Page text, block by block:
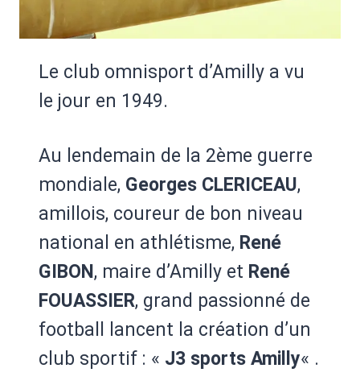
Le club omnisport d’Amilly a vu
le jour en 1949.
Au lendemain de la 2ème guerre
mondiale, Georges CLERICEAU,
amillois, coureur de bon niveau
national en athlétisme, René
GIBON , maire d’Amilly et René
FOUASSIER, grand passionné de
football lancent la création d’un
club sportif : « J3 sports Amilly« .